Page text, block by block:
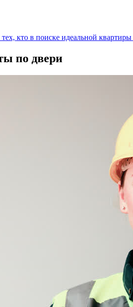
тех, кто в поиске идеальной
по двери